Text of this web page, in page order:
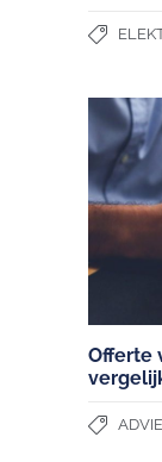
Offerte